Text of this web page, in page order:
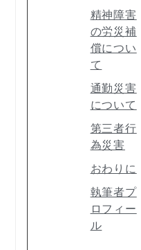
精神障害
の労災補
償につい
て
通勤災害
について
第三者行
為災害
おわりに
執筆者プ
ロフィー
ル